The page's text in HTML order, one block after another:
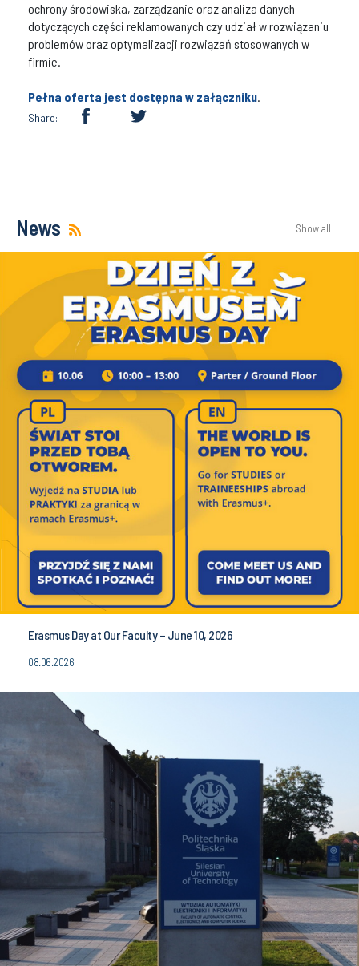
ochrony środowiska, zarządzanie oraz analiza danych
dotyczących części reklamowanych czy udział w rozwiązaniu
problemów oraz optymalizacji rozwiązań stosowanych w
firmie.
Pełna oferta jest dostępna w załączniku.
Share:
News Show all
Erasmus Day at Our Faculty – June 10, 2026
08.06.2026